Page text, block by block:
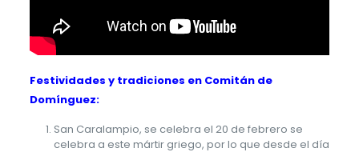
Festividades y tradiciones en Comitán de
Domínguez:
San Caralampio, se celebra el 20 de febrero se
celebra a este mártir griego, por lo que desde el día